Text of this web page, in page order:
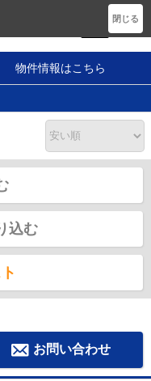
物件情報はこちら
込む
お問い合わせ
閉じる